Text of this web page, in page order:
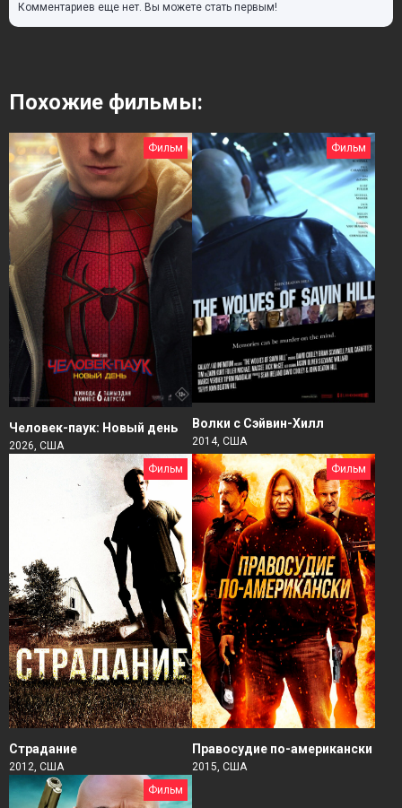
Комментариев еще нет. Вы можете стать первым!
Похожие фильмы:
Фильм
Человек-паук: Новый день
2026, США
Фильм
Волки с Сэйвин-Хилл
2014, США
Фильм
Страдание
2012, США
Фильм
Правосудие по-американски
2015, США
Фильм